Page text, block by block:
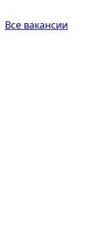
Все вакансии